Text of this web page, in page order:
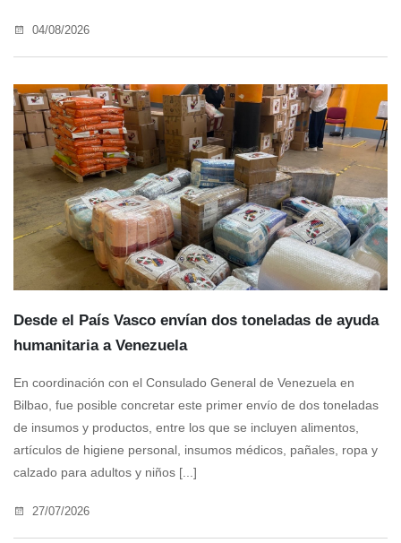
04/08/2026
Desde el País Vasco envían dos toneladas de ayuda
humanitaria a Venezuela
En coordinación con el Consulado General de Venezuela en
Bilbao, fue posible concretar este primer envío de dos toneladas
de insumos y productos, entre los que se incluyen alimentos,
artículos de higiene personal, insumos médicos, pañales, ropa y
calzado para adultos y niños [...]
27/07/2026